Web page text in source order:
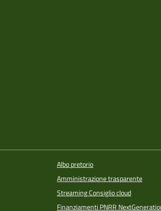
Albo pretorio
Amministrazione trasparente
Streaming Consiglio cloud
Finanziamenti PNRR